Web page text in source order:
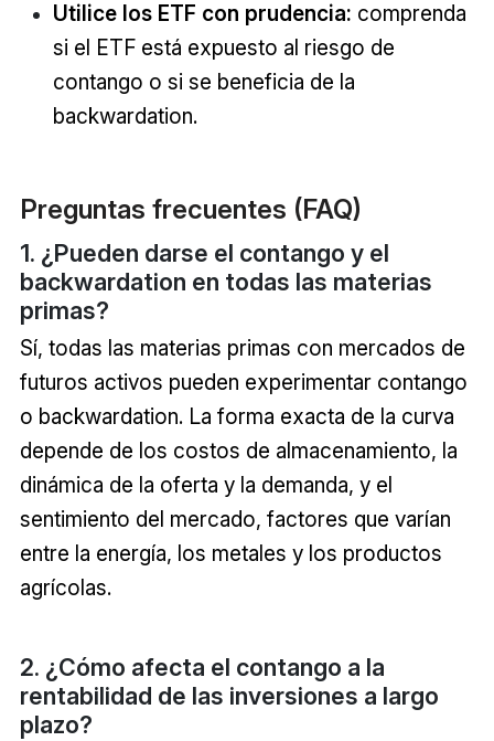
Utilice los ETF con prudencia: comprenda
si el ETF está expuesto al riesgo de
contango o si se beneficia de la
backwardation.
Preguntas frecuentes (FAQ)
1. ¿Pueden darse el contango y el
backwardation en todas las materias
primas?
Sí, todas las materias primas con mercados de
futuros activos pueden experimentar contango
o backwardation. La forma exacta de la curva
depende de los costos de almacenamiento, la
dinámica de la oferta y la demanda, y el
sentimiento del mercado, factores que varían
entre la energía, los metales y los productos
agrícolas.
2. ¿Cómo afecta el contango a la
rentabilidad de las inversiones a largo
plazo?